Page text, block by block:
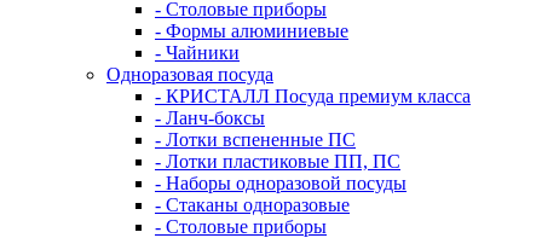
- Столовые приборы
- Формы алюминиевые
- Чайники
Одноразовая посуда
- КРИСТАЛЛ Посуда премиум класса
- Ланч-боксы
- Лотки вспененные ПС
- Лотки пластиковые ПП, ПС
- Наборы одноразовой посуды
- Стаканы одноразовые
- Столовые приборы